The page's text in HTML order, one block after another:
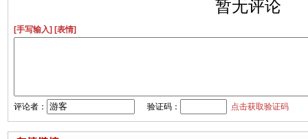
暂无评论
[手写输入] [表情]
评论者： 验证码： 点击获取验证码